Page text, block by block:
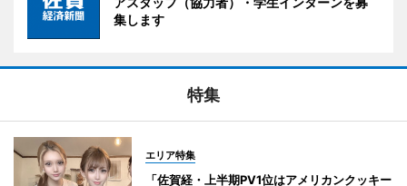
集します
特集
エリア特集
「佐賀経・上半期PV1位はアメリカンクッキー